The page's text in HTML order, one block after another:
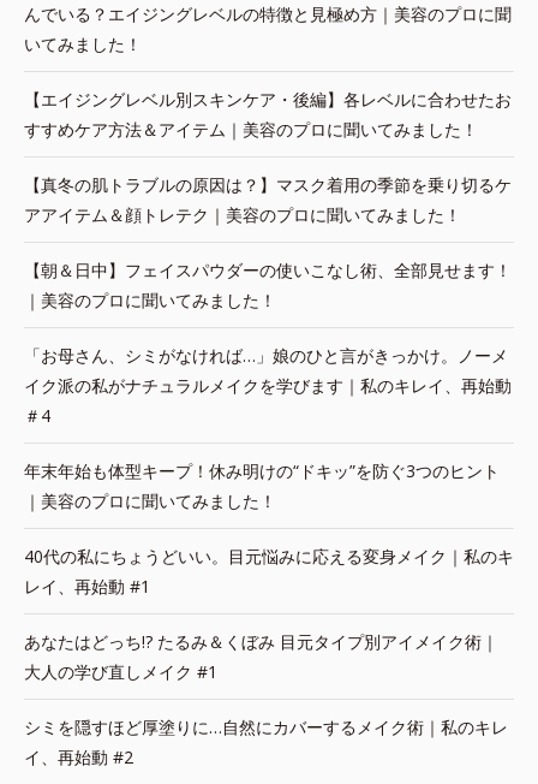
んでいる？エイジングレベルの特徴と見極め方｜美容のプロに聞
いてみました！
【エイジングレベル別スキンケア・後編】各レベルに合わせたお
すすめケア方法＆アイテム｜美容のプロに聞いてみました！
【真冬の肌トラブルの原因は？】マスク着用の季節を乗り切るケ
アアイテム＆顔トレテク｜美容のプロに聞いてみました！
【朝＆日中】フェイスパウダーの使いこなし術、全部見せます！
｜美容のプロに聞いてみました！
「お母さん、シミがなければ…」娘のひと言がきっかけ。ノーメ
イク派の私がナチュラルメイクを学びます｜私のキレイ、再始動
＃4
年末年始も体型キープ！休み明けの“ドキッ”を防ぐ3つのヒント
｜美容のプロに聞いてみました！
40代の私にちょうどいい。目元悩みに応える変身メイク｜私のキ
レイ、再始動 #1
あなたはどっち!? たるみ＆くぼみ 目元タイプ別アイメイク術｜
大人の学び直しメイク #1
シミを隠すほど厚塗りに…自然にカバーするメイク術｜私のキレ
イ、再始動 #2